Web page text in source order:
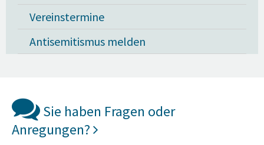
Vereinstermine
Antisemitismus melden
Sie haben Fragen oder
Anregungen?